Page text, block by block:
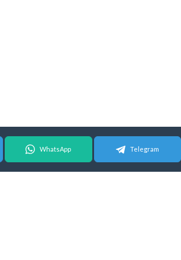
WhatsApp Telegram